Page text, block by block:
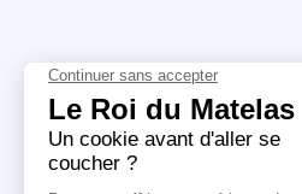
Profitez de
et